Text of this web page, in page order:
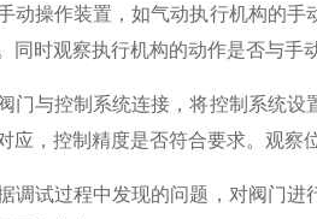
动操作装置，如气动执行机构的
同时观察执行机构的动作是否与手
门与控制系统连接，将控制系统
应，控制精度是否符合要求。观察
调试过程中发现的问题，对阀门